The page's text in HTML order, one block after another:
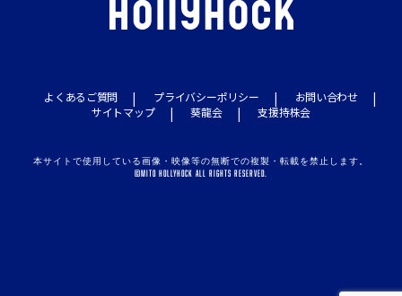
よくあるご質問 プライバシーポリシー
お問い合わせ
サイトマップ
葵龍会 支援持株会
本サイトで使用している画像・映像等の無断での複製・転載を禁止します。
©MITO HOLLYHOCK ALL RIGHTS RESERVED.